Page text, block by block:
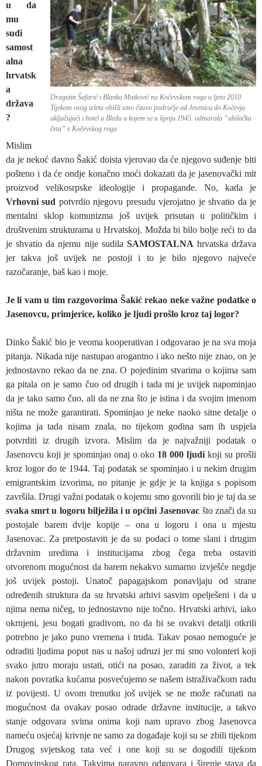
Dragutin Šafarić i Blanka Matković na Kočevskom rogu u ljeto 2010.
Tijekom ovog izleta obišli smo čitavo područje od Jesenica do Kočevja
uključujući i hotel u Bledu u kojem se u lipnju 1945. odmarala “ubilačka
četa” s Kočevskog roga
u da
mu
sudi
samost
alna
hrvatsk
a
država
?
Mislim
da je nekoć davno Šakić doista vjerovao da će njegovo suđenje biti
pošteno i da će ondje konačno moći dokazati da je jasenovački mit
proizvod velikosrpske ideologije i propagande. No, kada je
Vrhovni sud potvrdio njegovu presudu vjerojatno je shvatio da je
mentalni sklop komunizma još uvijek prisutan u političkim i
društvenim strukturama u Hrvatskoj. Možda bi bilo bolje reći to da
je shvatio da njemu nije sudila SAMOSTALNA hrvatska država
jer takva još uvijek ne postoji i to je bilo njegovo najveće
razočaranje, baš kao i moje.
Je li vam u tim razgovorima Šakić rekao neke važne podatke o
Jasenovcu, primjerice, koliko je ljudi prošlo kroz taj logor?
Dinko Šakić bio je veoma kooperativan i odgovarao je na sva moja
pitanja. Nikada nije nastupao arogantno i ako nešto nije znao, on je
jednostavno rekao da ne zna. O pojedinim stvarima o kojima sam
ga pitala on je samo čuo od drugih i tada mi je uvijek napominjao
da je tako samo čuo, ali da ne zna što je istina i da svojim imenom
ništa ne može garantirati. Spominjao je neke naoko sitne detalje o
kojima ja tada nisam znala, no tijekom godina sam ih uspjela
potvrditi iz drugih izvora. Mislim da je najvažniji podatak o
Jasenovcu koji je spominjao onaj o oko 18 000 ljudi koji su prošli
kroz logor do te 1944. Taj podatak se spominjao i u nekim drugim
emigrantskim izvorima, no pitanje je gdje je ta knjiga s popisom
završila. Drugi važni podatak o kojemu smo govorili bio je taj da se
svaka smrt u logoru bilježila i u općini Jasenovac što znači da su
postojale barem dvije kopije – ona u logoru i ona u mjestu
Jasenovac. Za pretpostaviti je da su podaci o tome slani i drugim
državnim uredima i institucijama zbog čega treba ostaviti
otvorenom mogućnost da barem nekakvo sumarno izvješće negdje
još uvijek postoji. Unatoč papagajskom ponavljaju od strane
određenih struktura da su hrvatski arhivi sasvim opelješeni i da u
njima nema ničeg, to jednostavno nije točno. Hrvatski arhivi, iako
okrnjeni, jesu bogati gradivom, no da bi se ovakvi detalji otkrili
potrebno je jako puno vremena i truda. Takav posao nemoguće je
odraditi ljudima poput nas u našoj udruzi jer mi smo volonteri koji
svako jutro moraju ustati, otići na posao, zaraditi za život, a tek
nakon povratka kućama posvećujemo se našem istraživačkom radu
iz povijesti. U ovom trenutku još uvijek se ne može računati na
mogućnost da ovakav posao odrade državne institucije, a takvo
stanje odgovara svima onima koji nam upravo zbog Jasenovca
nameću osjećaj krivnje ne samo za događaje koji su se zbili tijekom
Drugog svjetskog rata već i one koji su se dogodili tijekom
Domovinskog rata. Takvima naravno odgovara i širenje stava da